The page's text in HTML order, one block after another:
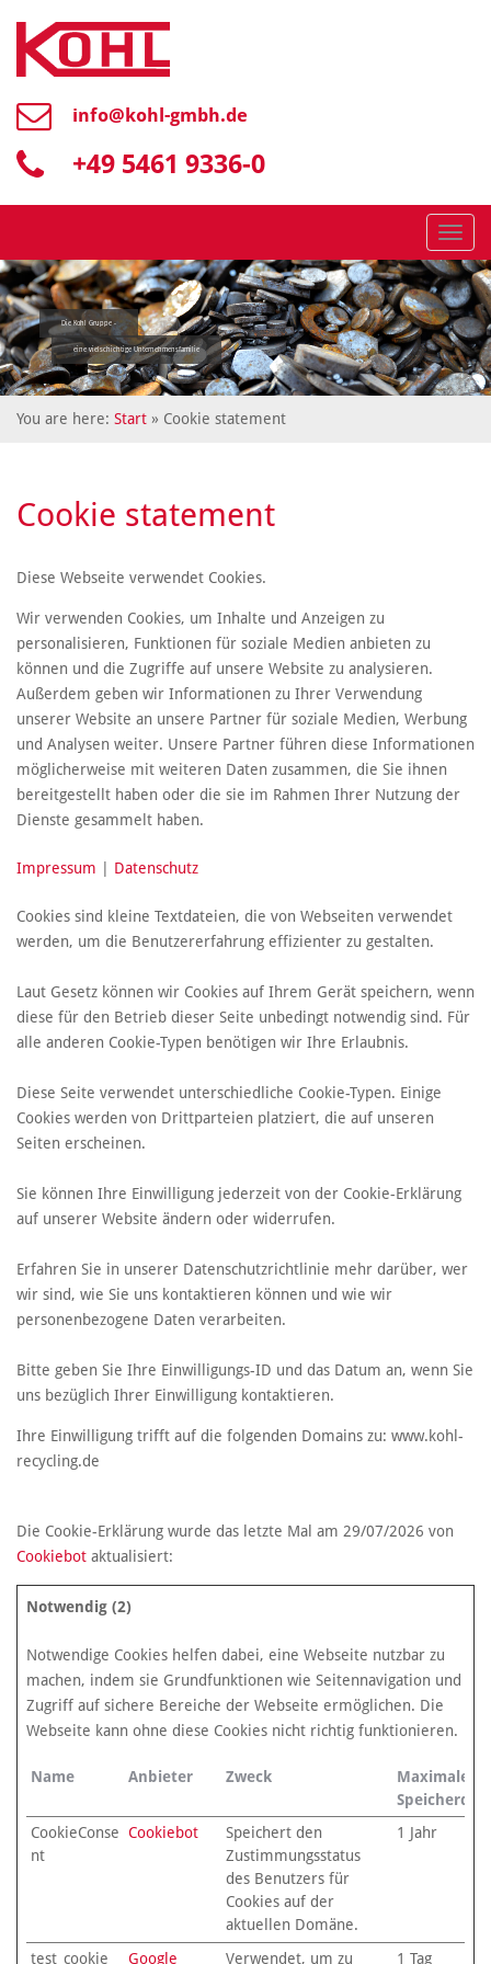
info@ kohl-gmbh.de
+49 5461 9336-0
Menü
Die Kohl Gruppe -
eine vielschichtige Unternehmensfamilie
You are here: Start » Cookie statement
Cookie statement
Diese Webseite verwendet Cookies.
Wir verwenden Cookies, um Inhalte und Anzeigen zu
personalisieren, Funktionen für soziale Medien anbieten zu
können und die Zugriffe auf unsere Website zu analysieren.
Außerdem geben wir Informationen zu Ihrer Verwendung
unserer Website an unsere Partner für soziale Medien, Werbung
und Analysen weiter. Unsere Partner führen diese Informationen
möglicherweise mit weiteren Daten zusammen, die Sie ihnen
bereitgestellt haben oder die sie im Rahmen Ihrer Nutzung der
Dienste gesammelt haben.
Impressum Datenschutz
Cookies sind kleine Textdateien, die von Webseiten verwendet
werden, um die Benutzererfahrung effizienter zu gestalten.
Laut Gesetz können wir Cookies auf Ihrem Gerät speichern, wenn
diese für den Betrieb dieser Seite unbedingt notwendig sind. Für
alle anderen Cookie-Typen benötigen wir Ihre Erlaubnis.
Diese Seite verwendet unterschiedliche Cookie-Typen. Einige
Cookies werden von Drittparteien platziert, die auf unseren
Seiten erscheinen.
Sie können Ihre Einwilligung jederzeit von der Cookie-Erklärung
auf unserer Website ändern oder widerrufen.
Erfahren Sie in unserer Datenschutzrichtlinie mehr darüber, wer
wir sind, wie Sie uns kontaktieren können und wie wir
personenbezogene Daten verarbeiten.
Bitte geben Sie Ihre Einwilligungs-ID und das Datum an, wenn Sie
uns bezüglich Ihrer Einwilligung kontaktieren.
Ihre Einwilligung trifft auf die folgenden Domains zu: www.kohl-
recycling.de
Die Cookie-Erklärung wurde das letzte Mal am 29/07/2026 von
Cookiebot aktualisiert:
Notwendig (2)
Notwendige Cookies helfen dabei, eine Webseite nutzbar zu
machen, indem sie Grundfunktionen wie Seitennavigation und
Zugriff auf sichere Bereiche der Webseite ermöglichen. Die
Webseite kann ohne diese Cookies nicht richtig funktionieren.
Name Anbieter Zweck
Maximale
CookieConse
nt
Cookiebot
Speichert den
Zustimmungsstatus
des Benutzers für
Cookies auf der
aktuellen Domäne.
1 Jahr
test_cookie Google Verwendet, um zu 1 Tag